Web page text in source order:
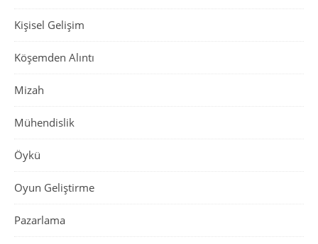
Kişisel Gelişim
Köşemden Alıntı
Mizah
Mühendislik
Öykü
Oyun Geliştirme
Pazarlama